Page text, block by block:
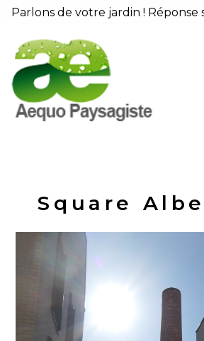
Passer
contenu
principal
Parlons de votre jardin ! Réponse
Square